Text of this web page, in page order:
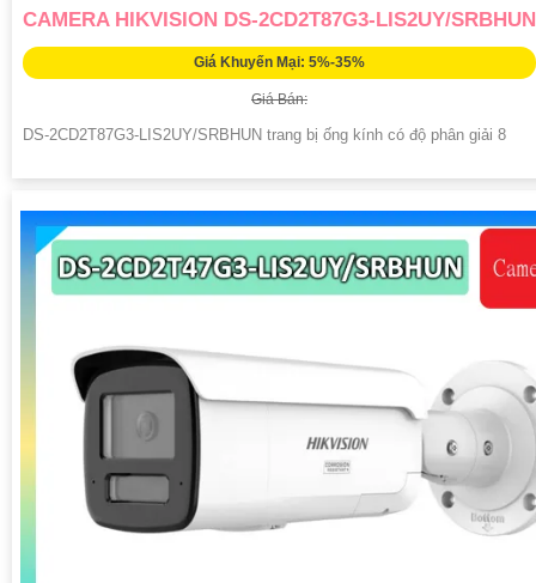
CAMERA HIKVISION DS-2CD2T87G3-LIS2UY/SRBHUN
Giá Khuyến Mại: 5%-35%
Giá Bán:
DS-2CD2T87G3-LIS2UY/SRBHUN trang bị ống kính có độ phân giải 8